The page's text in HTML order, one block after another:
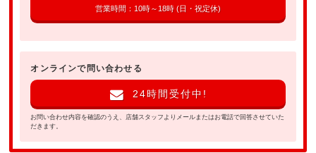
営業時間：10時～18時 (日・祝定休)
オンラインで問い合わせる
24時間受付中!
お問い合わせ内容を確認のうえ、店舗スタッフよりメールまたはお電話で回答させていた
だきます。